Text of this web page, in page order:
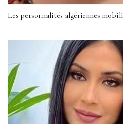
Les personnalités algériennes